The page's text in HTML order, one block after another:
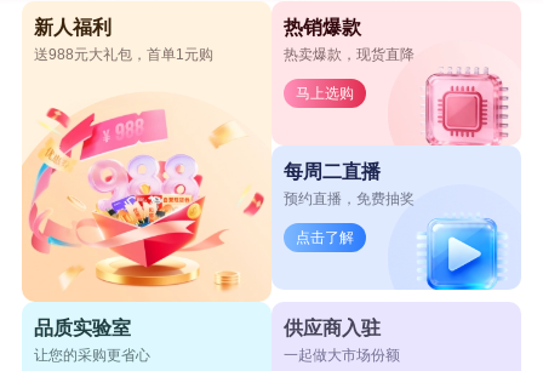
新人福利
送988元大礼包，首单1元购
热销爆款
热卖爆款，现货直降
马上选购
每周二直播
预约直播，免费抽奖
点击了解
品质实验室
让您的采购更省心
供应商入驻
一起做大市场份额